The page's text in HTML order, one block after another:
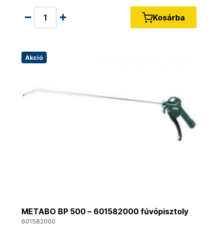
Kosárba
Akció
METABO BP 500 – 601582000 fúvópisztoly
601582000